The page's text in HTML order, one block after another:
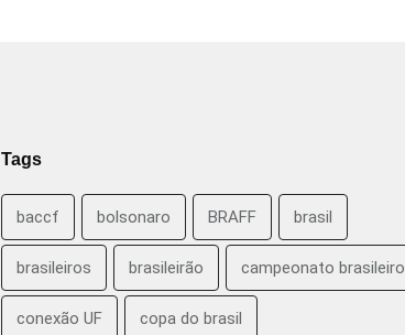
Tags
baccf bolsonaro BRAFF brasil
brasileiros brasileirão campeonato brasileiro
conexão UF copa do brasil